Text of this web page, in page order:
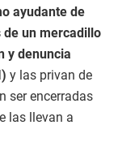
ayudante de
de un mercadillo
y denuncia
y las privan de
ser encerradas
las llevan a